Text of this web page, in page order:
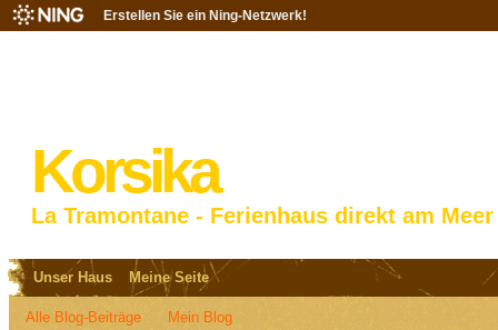
Erstellen Sie ein Ning-Netzwerk!
Korsika
La Tramontane - Ferienhaus direkt am Meer
Unser Haus Meine Seite
Alle Blog-Beiträge Mein Blog